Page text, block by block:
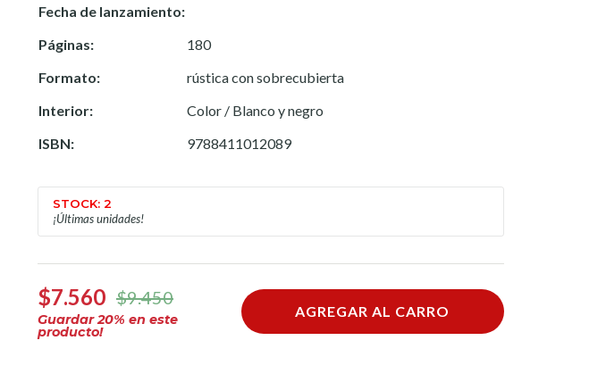
Fecha de lanzamiento:
Páginas:
180
Formato:
rústica con sobrecubierta
Interior:
Color / Blanco y negro
ISBN:
9788411012089
STOCK: 2
¡Últimas unidades!
$7.560 $9.450
Guardar20% en este
producto!
AGREGAR AL CARRO